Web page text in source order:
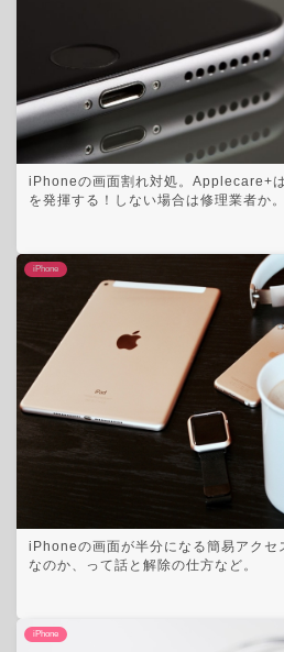
iPhoneの画面割れ対処。Applecare+
を発揮する！しない場合は修理業者か。
iPhone
iPhoneの画面が半分になる簡易アクセ
なのか、って話と解除の仕方など。
iPhone